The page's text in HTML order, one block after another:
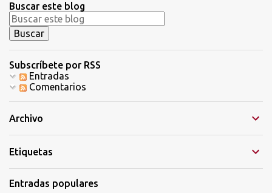
c
o
m
e
n
t
a
r
i
Buscar este blog
Subscríbete por RSS
Entradas
Comentarios
Archivo
Etiquetas
Entradas populares